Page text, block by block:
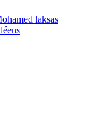
laksas